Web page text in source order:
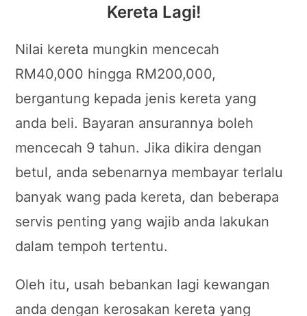
Kereta Lagi!
Nilai kereta mungkin mencecah
RM40,000 hingga RM200,000,
bergantung kepada jenis kereta yang
anda beli. Bayaran ansurannya boleh
mencecah 9 tahun. Jika dikira dengan
betul, anda sebenarnya membayar terlalu
banyak wang pada kereta, dan beberapa
servis penting yang wajib anda lakukan
dalam tempoh tertentu.
Oleh itu, usah bebankan lagi kewangan
anda dengan kerosakan kereta yang